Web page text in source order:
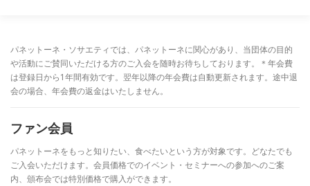
SHOP セミナー CONTACT
パネットーネ・ソサエティでは、パネットーネに関心があり、当団体の目的
や活動にご賛同いただける方のご入会を随時お待ちしております。＊年会費
は登録日から1年間有効です。翌年以降の年会費は自動更新されます。途中退
会の場合、年会費の返金はいたしません。
ファン会員
パネットーネをもっと知りたい、食べたいという方が対象です。どなたでも
ご入会いただけます。会員価格でのイベント・セミナーへの参加へのご案
内、頒布会では特別価格で購入ができます。